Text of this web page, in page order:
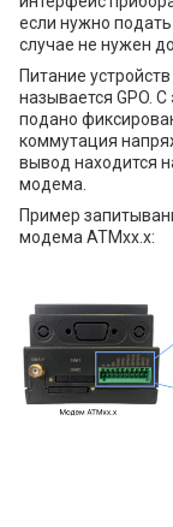
если нужно
случае не нужен
Питание
называется GPO.
подано
коммутация
вывод находится
модема.
Пример
модема АТМхх.x: